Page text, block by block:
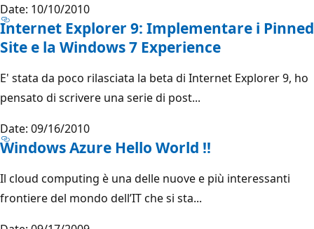
Date: 10/10/2010
Internet Explorer 9: Implementare i Pinned
Site e la Windows 7 Experience
E' stata da poco rilasciata la beta di Internet Explorer 9, ho
pensato di scrivere una serie di post...
Date: 09/16/2010
Windows Azure Hello World !!
Il cloud computing è una delle nuove e più interessanti
frontiere del mondo dell’IT che si sta...